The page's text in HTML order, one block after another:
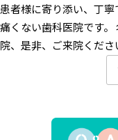
患者様に寄り添い、丁寧
痛くない歯科医院です。
院、是非、ご来院くださ